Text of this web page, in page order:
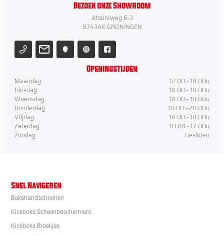
Bezoek onze Showroom
Atoomweg 6-3
9743AK GRONINGEN
Openingstijden
Maandag
12:00 - 18:00u
Dinsdag
10:00 - 18:00u
Woensdag
10:00 - 18:00u
Donderdag
10:00 - 20:00u
Vrijdag
10:00 - 18:00u
Zaterdag
10:00 - 17:00u
Zondag
Gesloten
Snel Navigeren
Bokshandschoenen
Kickboks Scheenbeschermers
Kickboks Broekjes